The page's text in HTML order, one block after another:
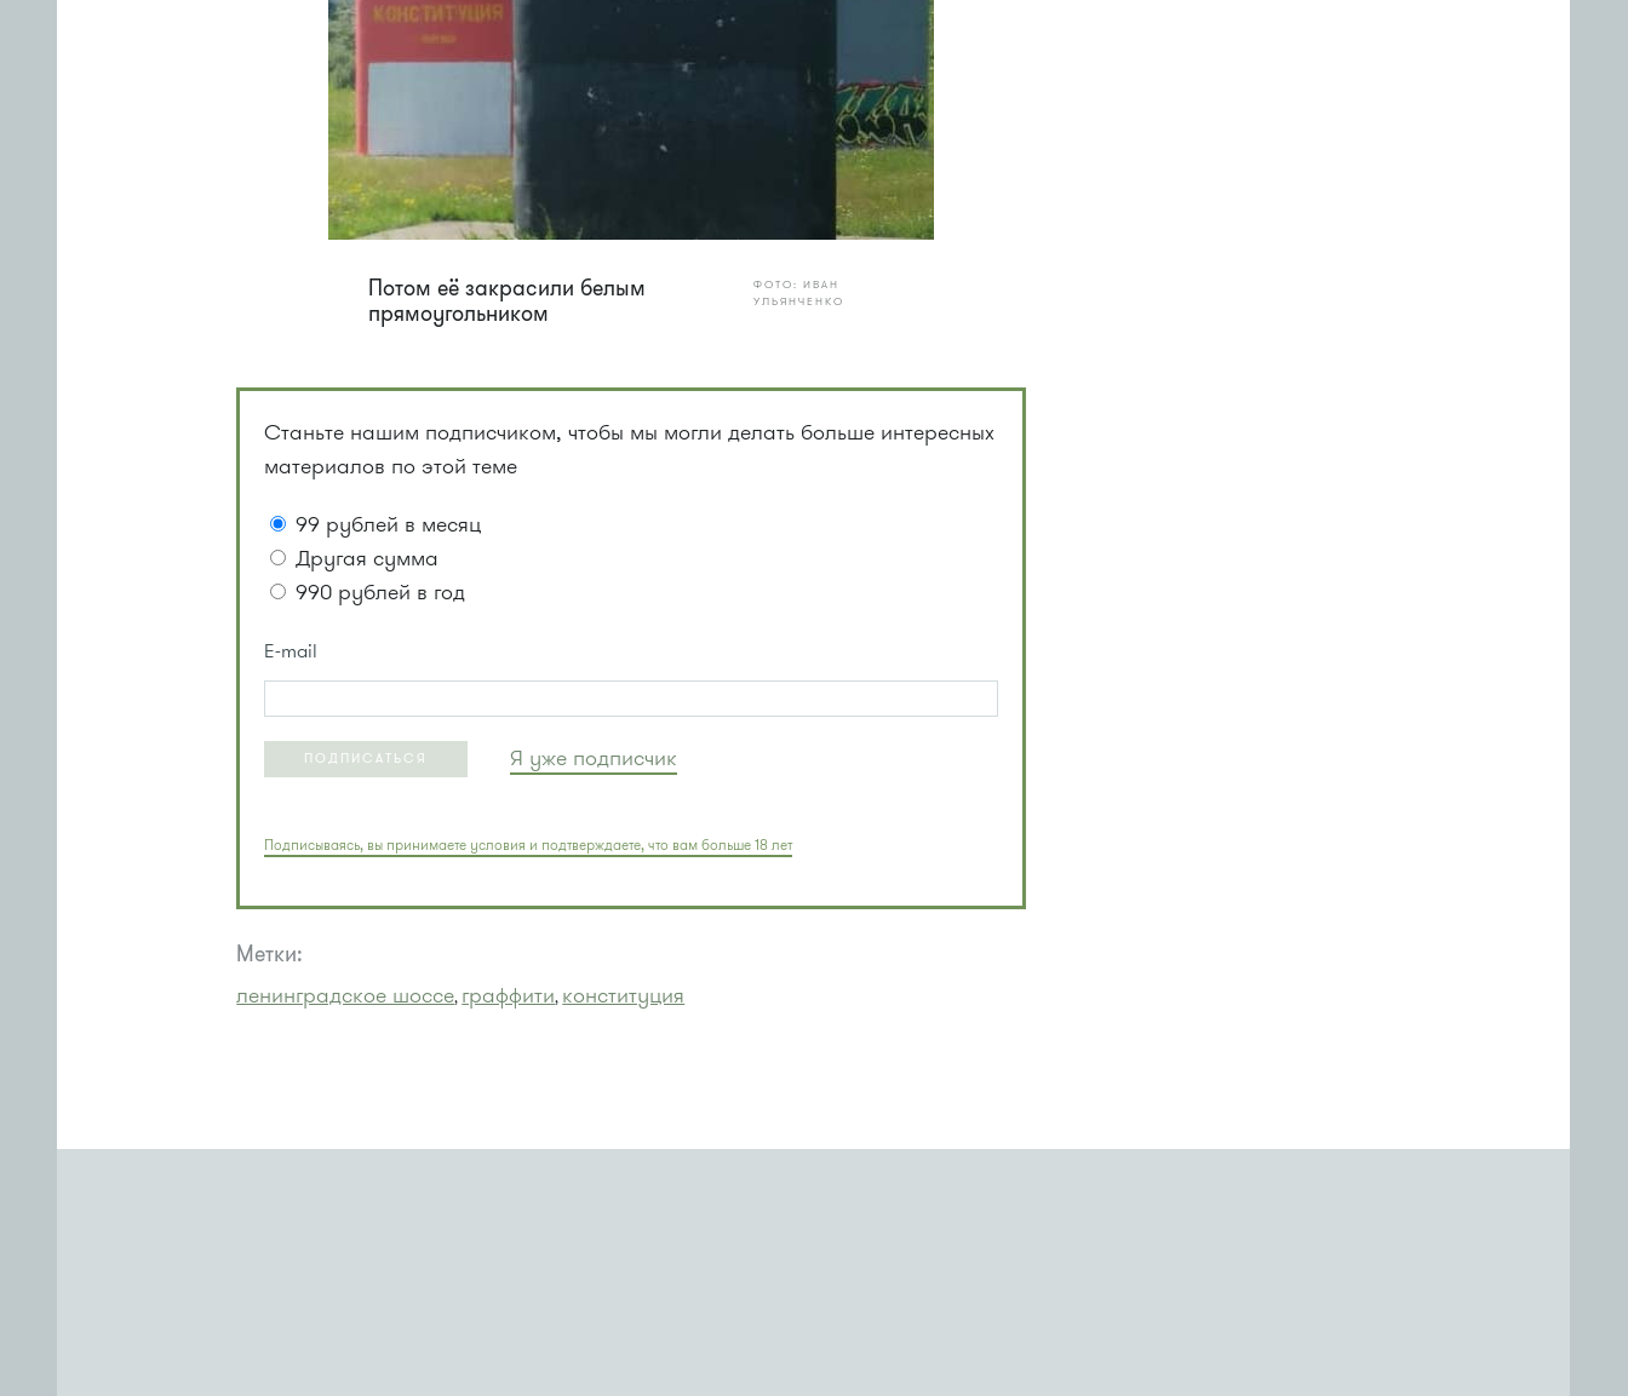
Потом её закрасили белым
прямоугольником
ФОТО: ИВАН
УЛЬЯНЧЕНКО
Станьте нашим подписчиком, чтобы мы могли делать больше интересных
материалов по этой теме
99 рублей в месяц
Другая сумма
990 рублей в год
E-mail
ПОДПИСАТЬСЯ Я уже подписчик
Подписываясь, вы принимаете условия и подтверждаете, что вам больше 18 лет
Метки:
ленинградское шоссе, граффити, конституция